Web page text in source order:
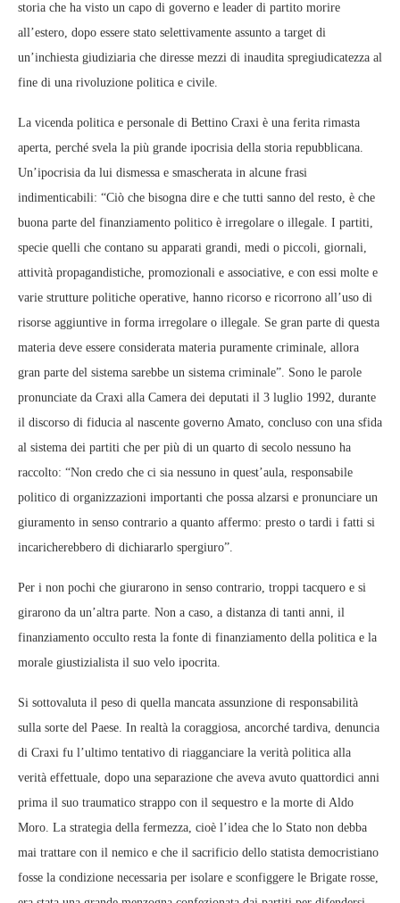
storia che ha visto un capo di governo e leader di partito morire
all’estero, dopo essere stato selettivamente assunto a target di
un’inchiesta giudiziaria che diresse mezzi di inaudita spregiudicatezza al
fine di una rivoluzione politica e civile.
La vicenda politica e personale di Bettino Craxi è una ferita rimasta
aperta, perché svela la più grande ipocrisia della storia repubblicana.
Un’ipocrisia da lui dismessa e smascherata in alcune frasi
indimenticabili: “Ciò che bisogna dire e che tutti sanno del resto, è che
buona parte del finanziamento politico è irregolare o illegale. I partiti,
specie quelli che contano su apparati grandi, medi o piccoli, giornali,
attività propagandistiche, promozionali e associative, e con essi molte e
varie strutture politiche operative, hanno ricorso e ricorrono all’uso di
risorse aggiuntive in forma irregolare o illegale. Se gran parte di questa
materia deve essere considerata materia puramente criminale, allora
gran parte del sistema sarebbe un sistema criminale”. Sono le parole
pronunciate da Craxi alla Camera dei deputati il 3 luglio 1992, durante
il discorso di fiducia al nascente governo Amato, concluso con una sfida
al sistema dei partiti che per più di un quarto di secolo nessuno ha
raccolto: “Non credo che ci sia nessuno in quest’aula, responsabile
politico di organizzazioni importanti che possa alzarsi e pronunciare un
giuramento in senso contrario a quanto affermo: presto o tardi i fatti si
incaricherebbero di dichiararlo spergiuro”.
Per i non pochi che giurarono in senso contrario, troppi tacquero e si
girarono da un’altra parte. Non a caso, a distanza di tanti anni, il
finanziamento occulto resta la fonte di finanziamento della politica e la
morale giustizialista il suo velo ipocrita.
Si sottovaluta il peso di quella mancata assunzione di responsabilità
sulla sorte del Paese. In realtà la coraggiosa, ancorché tardiva, denuncia
di Craxi fu l’ultimo tentativo di riagganciare la verità politica alla
verità effettuale, dopo una separazione che aveva avuto quattordici anni
prima il suo traumatico strappo con il sequestro e la morte di Aldo
Moro. La strategia della fermezza, cioè l’idea che lo Stato non debba
mai trattare con il nemico e che il sacrificio dello statista democristiano
fosse la condizione necessaria per isolare e sconfiggere le Brigate rosse,